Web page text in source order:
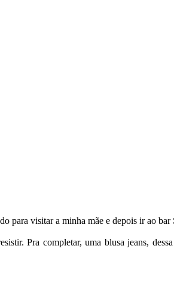
para visitar a minha mãe e depois ir ao
Pra completar, uma blusa jeans,